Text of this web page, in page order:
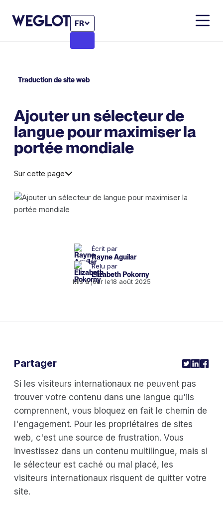
FR
Traduction de site web
Ajouter un sélecteur de
langue pour maximiser la
portée mondiale
Sur cette page
Écrit par
Rayne Aguilar
Relu par
Elizabeth Pokorny
Mis à jour le18 août 2025
Si les visiteurs internationaux ne peuvent pas
trouver votre contenu dans une langue qu'ils
comprennent, vous bloquez en fait le chemin de
l'engagement. Pour les propriétaires de sites
web, c'est une source de frustration. Vous
investissez dans un contenu multilingue, mais si
le sélecteur est caché ou mal placé, les
visiteurs internationaux risquent de quitter votre
site.
Partager